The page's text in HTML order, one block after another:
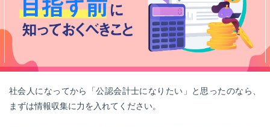
女性会計士の転職
個別転職相談会・セミナー
ご利用ガイド
非公開求人とは？
社会人になってから「公認会計士になりたい」と思ったのなら、
まずは情報収集に力を入れてください。